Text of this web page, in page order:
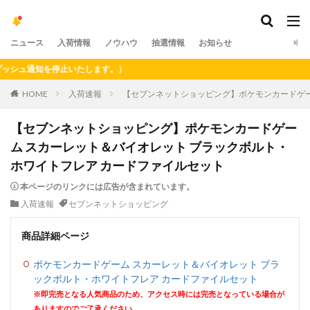
ニュース 入荷情報 ノウハウ 抽選情報 お知らせ
知を停止いたします。）
HOME 入荷速報 【セブンネットショッピング】ポケモンカード
【セブンネットショッピング】ポケモンカードゲー
ム スカーレット＆バイオレット ブラックボルト・
ホワイトフレア カードファイルセット
本ページのリンクには広告が含まれています。
入荷速報
セブンネットショッピング
商品詳細ページ
ポケモンカードゲーム スカーレット＆バイオレット ブラ
ックボルト・ホワイトフレア カードファイルセット
※即完売となる人気商品のため、アクセス時には完売となっている場合が